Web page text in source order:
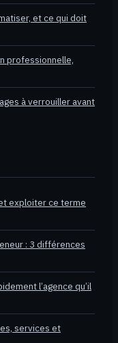
et ce qui doit
professionnelle,
à verrouiller avant
exploiter ce terme
: 3 différences
l’agence qu’il
services et